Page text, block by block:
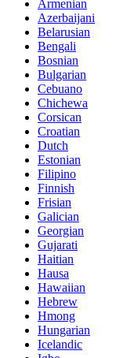
Armenian
Azerbaijani
Belarusian
Bengali
Bosnian
Bulgarian
Cebuano
Chichewa
Corsican
Croatian
Dutch
Estonian
Filipino
Finnish
Frisian
Galician
Georgian
Gujarati
Haitian
Hausa
Hawaiian
Hebrew
Hmong
Hungarian
Icelandic